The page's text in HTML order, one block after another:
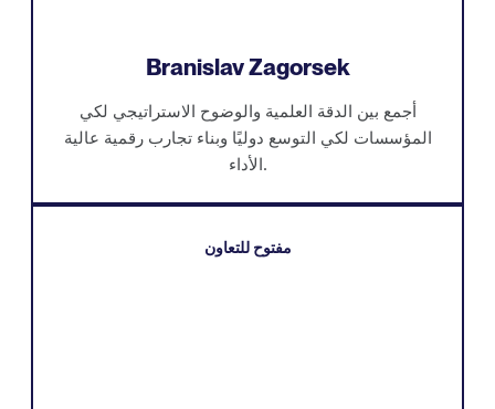
Branislav Zagorsek
أجمع بين الدقة العلمية والوضوح الاستراتيجي لكي
المؤسسات لكي التوسع دوليًا وبناء تجارب رقمية عالية
الأداء.
مفتوح للتعاون